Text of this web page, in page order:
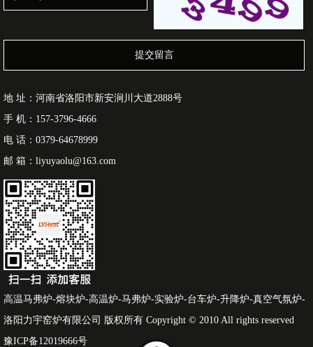
提交留言
地 址：河南省洛阳市新安涧川大道2888号
手 机：157-3796-4666
电 话：0379-64678999
邮 箱：liyuyaolu@163.com
高温马弗炉-熔块炉-高温炉-马弗炉-实验炉-台车炉-升降炉-真空气氛炉-
洛阳力宇窑炉有限公司 版权所有 Copyright © 2010 All rights reserved
豫ICP备12019666号